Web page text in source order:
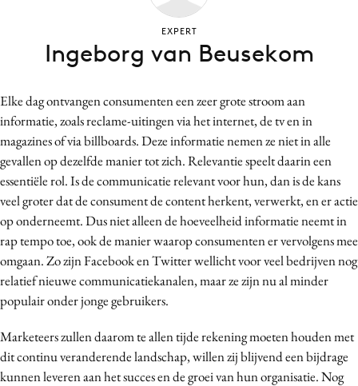
Craft
Customer Experience
Data & Insights
Design
Digital transformation
Diversiteit
Effectiviteit
Gedragsverandering
Influencer marketing
Martech
Media
Elke dag ontvangen consumenten een zeer grote stroom aan
informatie, zoals reclame-uitingen via het internet, de tv en in
magazines of via billboards. Deze informatie nemen ze niet in alle
gevallen op dezelfde manier tot zich. Relevantie speelt daarin een
essentiële rol. Is de communicatie relevant voor hun, dan is de kans
veel groter dat de consument de content herkent, verwerkt, en er actie
op onderneemt. Dus niet alleen de hoeveelheid informatie neemt in
rap tempo toe, ook de manier waarop consumenten er vervolgens mee
omgaan. Zo zijn Facebook en Twitter wellicht voor veel bedrijven nog
relatief nieuwe communicatiekanalen, maar ze zijn nu al minder
populair onder jonge gebruikers.
Marketeers zullen daarom te allen tijde rekening moeten houden met
dit continu veranderende landschap, willen zij blijvend een bijdrage
kunnen leveren aan het succes en de groei van hun organisatie. Nog
EXPERT
Ingeborg van Beusekom